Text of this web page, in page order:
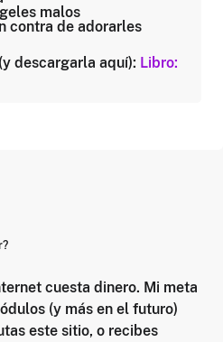
malos
contra de adorarles
descargarla aquí): Libro:
cuesta dinero. Mi meta
(y más en el futuro)
este sitio, o recibes